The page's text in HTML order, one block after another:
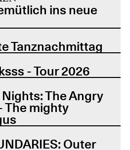
ins neue
Tanznachmittag
- Tour 2026
The Angry
The mighty
Outer